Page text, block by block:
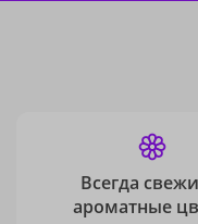
Всегда
ароматные